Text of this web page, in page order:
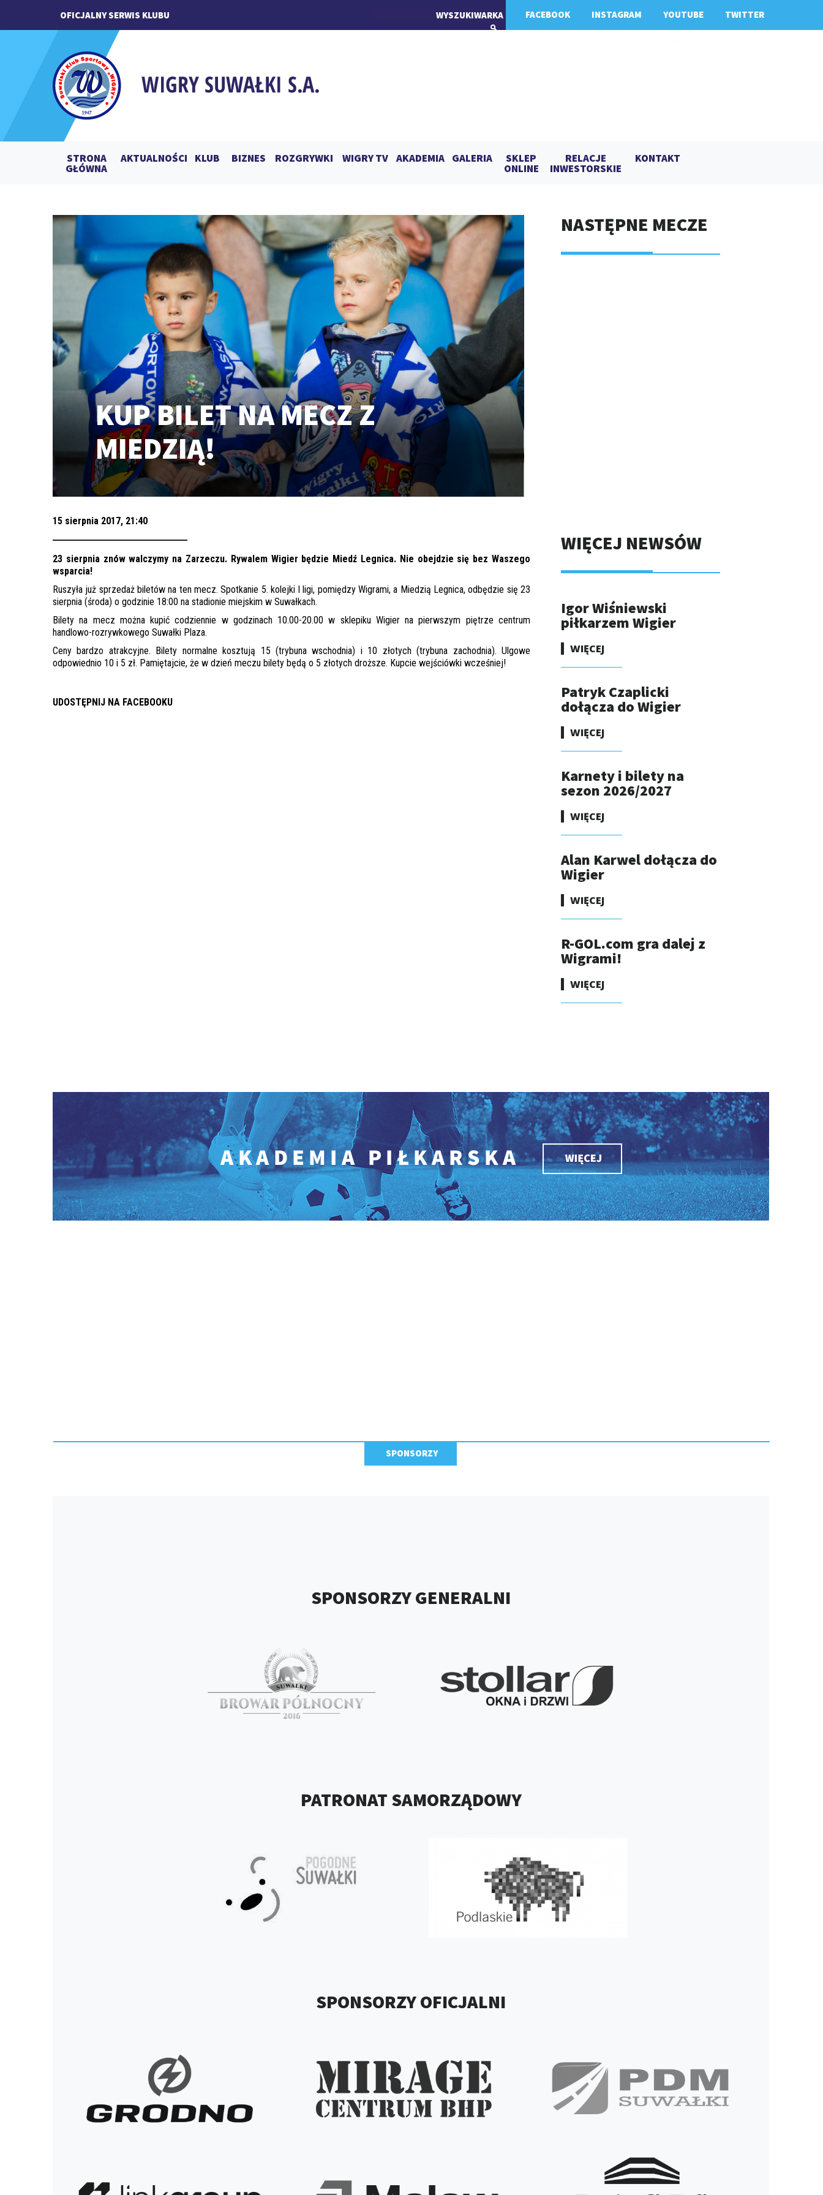
OFICJALNY SERWIS KLUBU FACEBOOK INSTAGRAM YOUTUBE TWITTER
STRONA
GŁÓWNA
AKTUALNOŚCI KLUB BIZNES ROZGRYWKI WIGRY TV AKADEMIA GALERIA SKLEP
ONLINE
RELACJE
INWESTORSKIE
KONTAKT
KUP BILET NA MECZ Z
MIEDZIĄ!
15 sierpnia 2017, 21:40
23 sierpnia znów walczymy na Zarzeczu. Rywalem Wigier będzie Miedź Legnica. Nie obejdzie się bez Waszego
wsparcia!
Ruszyła już sprzedaż biletów na ten mecz. Spotkanie 5. kolejki I ligi, pomiędzy Wigrami, a Miedzią Legnica, odbędzie się 23
sierpnia (środa) o godzinie 18:00 na stadionie miejskim w Suwałkach.
Bilety na mecz można kupić codziennie w godzinach 10.00-20.00 w sklepiku Wigier na pierwszym piętrze centrum
handlowo-rozrywkowego Suwałki Plaza.
Ceny bardzo atrakcyjne. Bilety normalne kosztują 15 (trybuna wschodnia) i 10 złotych (trybuna zachodnia). Ulgowe
odpowiednio 10 i 5 zł. Pamiętajcie, że w dzień meczu bilety będą o 5 złotych droższe. Kupcie wejściówki wcześniej!
UDOSTĘPNIJ NA FACEBOOKU
NASTĘPNE MECZE
WIĘCEJ NEWSÓW
Igor Wiśniewski
piłkarzem Wigier
WIĘCEJ
Patryk Czaplicki
dołącza do Wigier
WIĘCEJ
Karnety i bilety na
sezon 2026/2027
WIĘCEJ
Alan Karwel dołącza do
Wigier
WIĘCEJ
R-GOL.com gra dalej z
Wigrami!
WIĘCEJ
SPONSORZY
SPONSORZY GENERALNI
PATRONAT SAMORZĄDOWY
SPONSORZY OFICJALNI